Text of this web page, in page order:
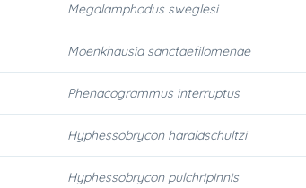
Megalamphodus sweglesi
Moenkhausia sanctaefilomenae
Phenacogrammus interruptus
Hyphessobrycon haraldschultzi
Hyphessobrycon pulchripinnis